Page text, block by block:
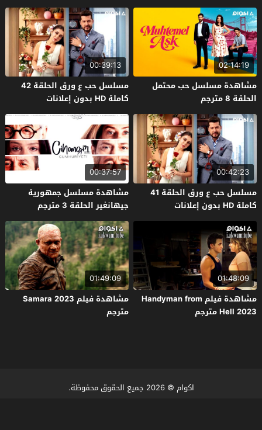
02:14:19
مشاهدة مسلسل حب محتمل
الحلقة 8 مترجم
00:39:13
مسلسل حب ع ورق الحلقة 42
كاملة HD بدون إعلانات
00:42:23
مسلسل حب ع ورق الحلقة 41
كاملة HD بدون إعلانات
00:37:57
مشاهدة مسلسل جمهورية
جيهانغير الحلقة 3 مترجم
01:48:09
مشاهدة فيلم Handyman from
Hell 2023 مترجم
01:49:09
مشاهدة فيلم Samara 2023
مترجم
اكوام © 2026 جميع الحقوق محفوظة.